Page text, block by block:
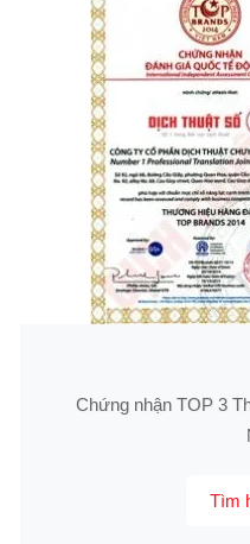
Chứng nhận TOP 3
Tìm